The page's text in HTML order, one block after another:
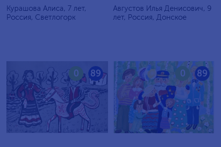
Курашова Алиса, 7 лет,
Россия, Светлогорк
Августов Илья Денисович, 9
лет, Россия, Донское
89
0 89
0